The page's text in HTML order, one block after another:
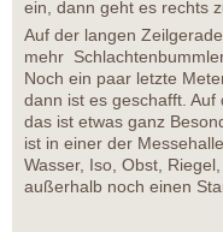
ein, dann geht es rechts
Auf der langen
mehr
Noch ein paar letzte
dann ist es geschafft. Auf
das ist etwas ganz
ist in einer der
Wasser, Iso, Obst,
außerhalb noch einen